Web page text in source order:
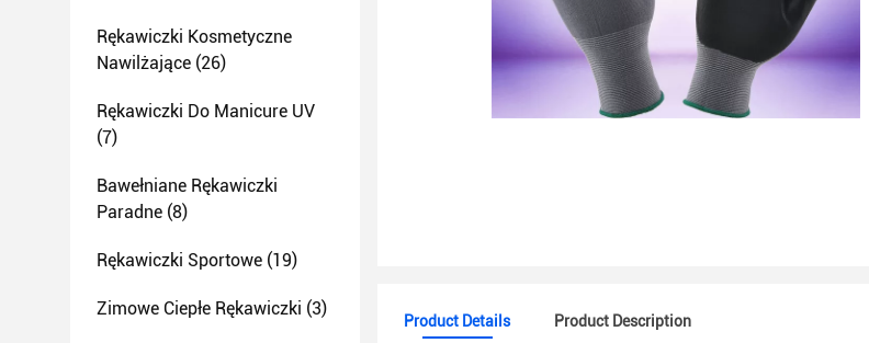
Rękawiczki Kosmetyczne
Nawilżające (26)
Rękawiczki Do Manicure UV
(7)
Bawełniane Rękawiczki
Paradne (8)
Rękawiczki Sportowe (19)
Zimowe Ciepłe Rękawiczki (3)
Product Details Product Description